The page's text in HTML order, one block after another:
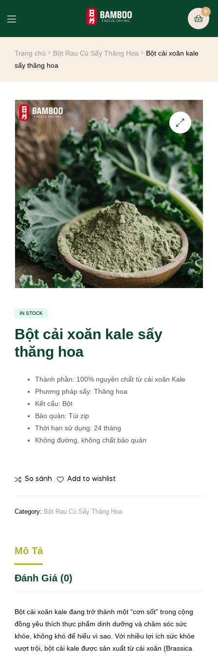
0
Trang chủ Bột Rau Củ Sấy Thăng Hoa
Bột cải xoăn kale
sấy thăng hoa
IN STOCK
Bột cải xoăn kale sấy
thăng hoa
Thành phần: 100% nguyên chất từ cải xoăn Kale
Phương pháp sấy: Thăng hoa
Kết cấu: Bột
Bảo quản: Túi zip
Thời hạn sử dụng: 24 tháng
Không đường, không chất bảo quản
So sánh Add to wishlist
Category: Bột Rau Củ Sấy Thăng Hoa
Mô Tả
Đánh Giá (0)
Bột cải xoăn kale đang trở thành một “cơn sốt” trong cộng
đồng yêu thích thực phẩm dinh dưỡng và chăm sóc sức
khỏe, không khó để hiểu vì sao. Với nhiều lợi ích sức khỏe
vượt trội, bột cải kale được sản xuất từ cải xoăn (Brassica